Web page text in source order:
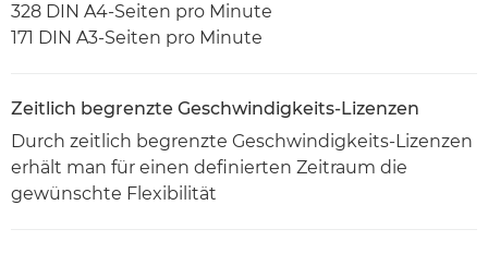
328 DIN A4-Seiten pro Minute
171 DIN A3-Seiten pro Minute
Zeitlich begrenzte Geschwindigkeits-Lizenzen
Durch zeitlich begrenzte Geschwindigkeits-Lizenzen
erhält man für einen definierten Zeitraum die
gewünschte Flexibilität